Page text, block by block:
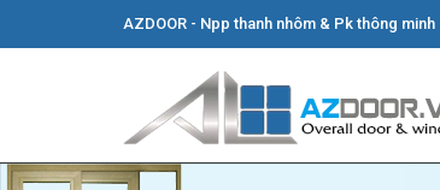
AZDOOR - Npp thanh nhôm & Pk thông minh